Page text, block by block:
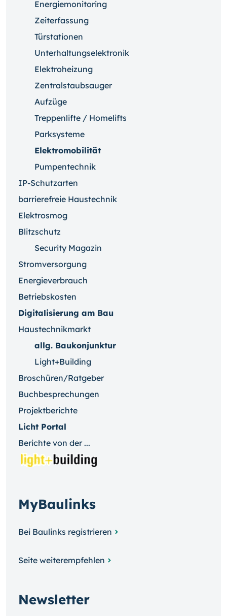
Energiemonitoring
Zeiterfassung
Türstationen
Unterhaltungselektronik
Elektroheizung
Zentralstaubsauger
Aufzüge
Treppenlifte / Homelifts
Parksysteme
Elektromobilität
Pumpentechnik
IP-Schutzarten
barrierefreie Haustechnik
Elektrosmog
Blitzschutz
Security Magazin
Stromversorgung
Energieverbrauch
Betriebskosten
Digitalisierung am Bau
Haustechnikmarkt
allg. Baukonjunktur
Light+Building
Broschüren/Ratgeber
Buchbesprechungen
Projektberichte
Licht Portal
Berichte von der ...
MyBaulinks
Bei Baulinks registrieren
Seite weiterempfehlen
Newsletter